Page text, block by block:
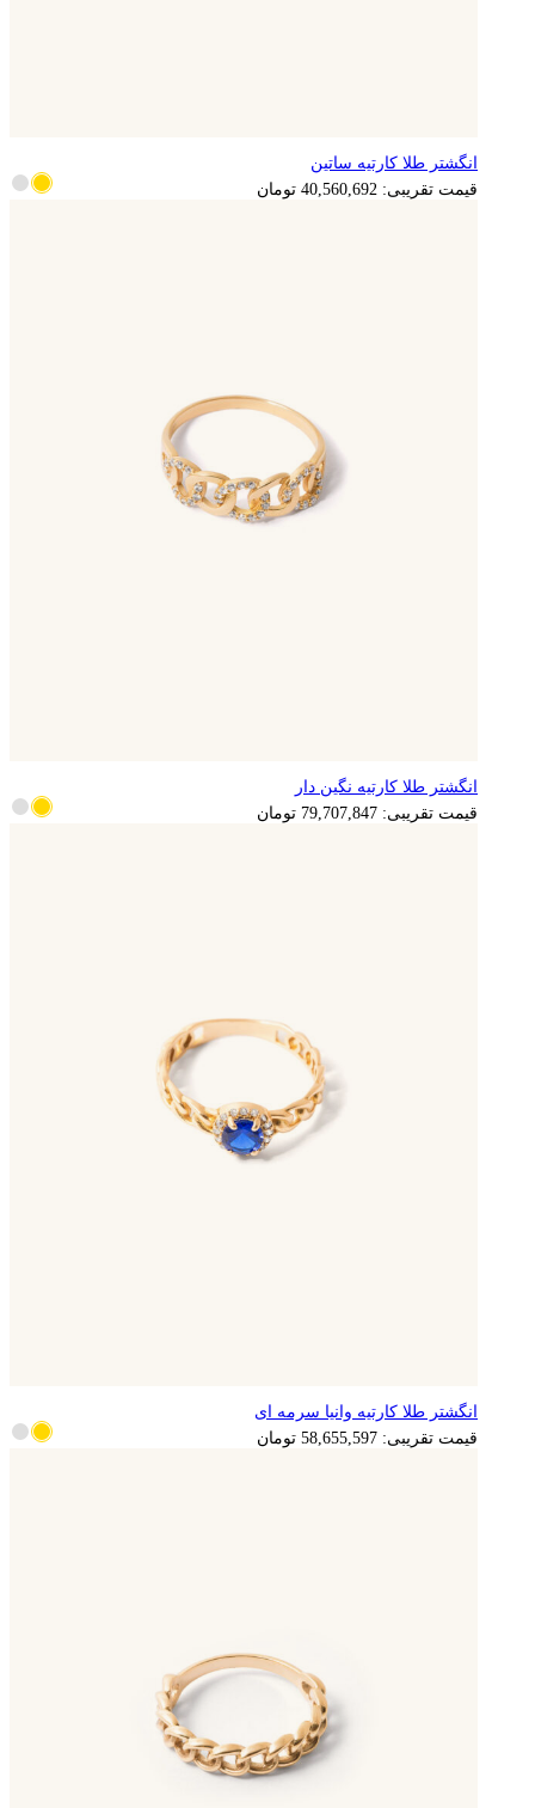
8,112,138 تومان
انگشتر طلا کارتیه ساتین
قیمت تقریبی:40,560,692 تومان
15,941,569 تومان
انگشتر طلا کارتیه نگین دار
قیمت تقریبی:79,707,847 تومان
11,731,119 تومان
انگشتر طلا کارتیه وانیا سرمه ای
قیمت تقریبی:58,655,597 تومان